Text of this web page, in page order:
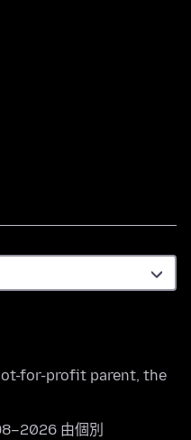
for-profit parent, the
由個別